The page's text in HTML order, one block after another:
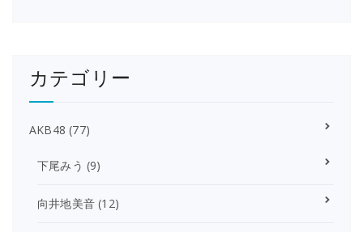
カテゴリー
AKB48 (77)
下尾みう (9)
向井地美音 (12)